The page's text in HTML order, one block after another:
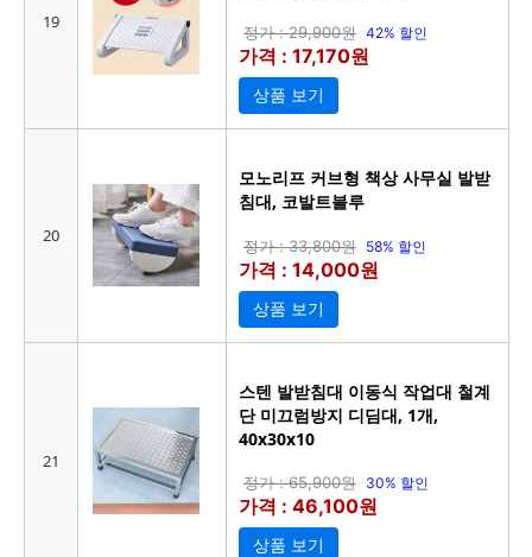
19
정가 : 29,900원 42% 할인
가격 : 17,170원
상품 보기
20
모노리프 커브형 책상 사무실 발받
침대, 코발트블루
정가 : 33,800원 58% 할인
가격 : 14,000원
상품 보기
21
스텐 발받침대 이동식 작업대 철계
단 미끄럼방지 디딤대, 1개,
40x30x10
정가 : 65,900원 30% 할인
가격 : 46,100원
상품 보기